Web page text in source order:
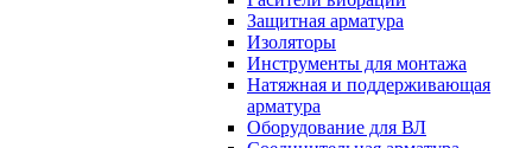
Защитная арматура
Изоляторы
Инструменты для монтажа
Натяжная и поддерживающая
арматура
Оборудование для ВЛ